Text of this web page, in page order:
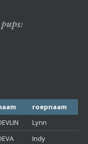
roepnaam
Lynn
Indy